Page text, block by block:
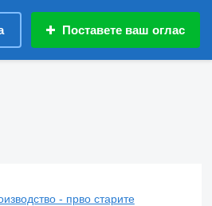
Поставете ваш оглас
- прво старите